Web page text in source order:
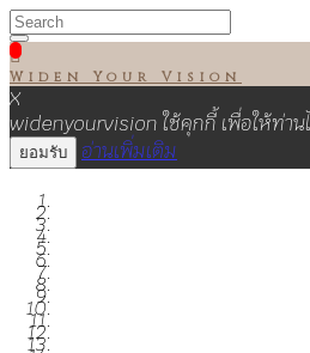

Widen Your Vision
X
widenyourvision ใช้คุกกี้ เพื่อให้ท่า
ยอมรับ อ่านเพิ่มเติม